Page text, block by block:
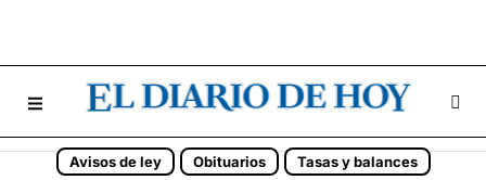
Avisos de ley Obituarios Tasas y balances